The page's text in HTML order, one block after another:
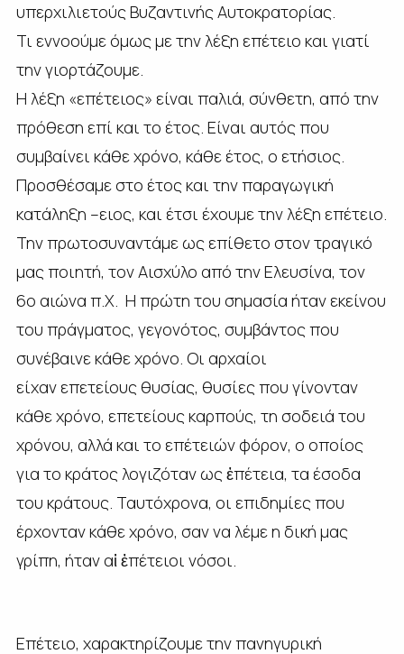
υπερχιλιετούς Βυζαντινής Αυτοκρατορίας.
Τι εννοούμε όμως με την λέξη επέτειο και γιατί
την γιορτάζουμε.
Η λέξη «επέτειος» είναι παλιά, σύνθετη, από την
πρόθεση επί και το έτος. Είναι αυτός που
συμβαίνει κάθε χρόνο, κάθε έτος, ο ετήσιος.
Προσθέσαμε στο έτος και την παραγωγική
κατάληξη –ειος, και έτσι έχουμε την λέξη επέτειο.
Την πρωτοσυναντάμε ως επίθετο στον τραγικό
μας ποιητή, τον Αισχύλο από την Ελευσίνα, τον
6ο αιώνα π.Χ. Η πρώτη του σημασία ήταν εκείνου
του πράγματος, γεγονότος, συμβάντος που
συνέβαινε κάθε χρόνο. Οι αρχαίοι
είχαν επετείους θυσίας, θυσίες που γίνονταν
κάθε χρόνο, επετείους καρπούς, τη σοδειά του
χρόνου, αλλά και το επέτειών φόρον, ο οποίος
για το κράτος λογιζόταν ως ἐπέτεια, τα έσοδα
του κράτους. Ταυτόχρονα, οι επιδημίες που
έρχονταν κάθε χρόνο, σαν να λέμε η δική μας
γρίπη, ήταν αἱ ἐπέτειοι νόσοι.
Επέτειο, χαρακτηρίζουμε την πανηγυρική